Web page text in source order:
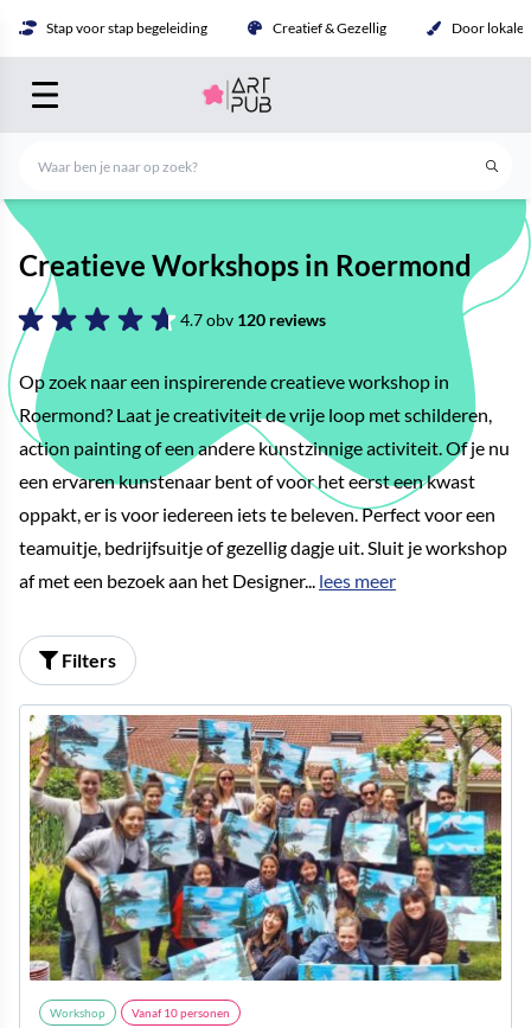
Stap voor stap begeleiding Creatief & Gezellig Door lokale
Creatieve Workshops in Roermond
4.7 obv 120 reviews
Op zoek naar een inspirerende creatieve workshop in
Roermond? Laat je creativiteit de vrije loop met schilderen,
action painting of een andere kunstzinnige activiteit. Of je nu
een ervaren kunstenaar bent of voor het eerst een kwast
oppakt, er is voor iedereen iets te beleven. Perfect voor een
teamuitje, bedrijfsuitje of gezellig dagje uit. Sluit je workshop
af met een bezoek aan het Designer... lees meer
Filters
Workshop Vanaf10personen